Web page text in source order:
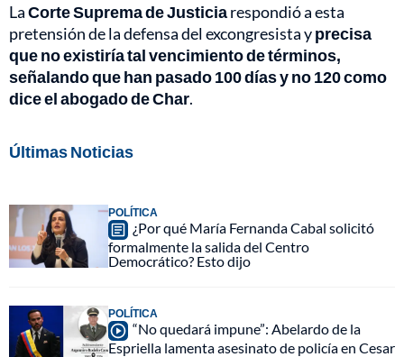
LaCorte Suprema de Justiciarespondió a esta
pretensión de la defensa del excongresista yprecisa
que no existiría tal vencimiento de términos,
señalando que han pasado 100 días y no 120 como
dice el abogado de Char.
Últimas Noticias
POLÍTICA
¿Por qué María Fernanda Cabal solicitó
formalmente la salida del Centro
Democrático? Esto dijo
POLÍTICA
“No quedará impune”: Abelardo de la
Espriella lamenta asesinato de policía en Cesar